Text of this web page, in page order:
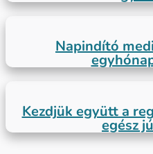
Napindító
Kezdjük együtt a
egész